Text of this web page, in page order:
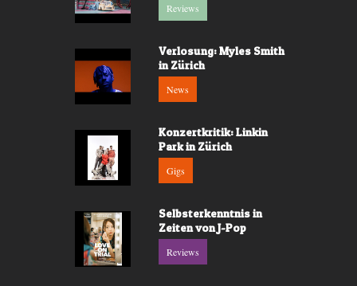
Reviews
Verlosung: Myles Smith
in Zürich
News
Konzertkritik: Linkin
Park in Zürich
Gigs
Selbsterkenntnis in
Zeiten von J-Pop
Reviews